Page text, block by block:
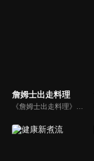
詹姆士出走料理
《詹姆士出走料理》以尋找詹姆士私廚菜單為節目主軸，為了尋找記憶中的美味料理，詹姆士將帶領大家探索市場，品嘗在地美味、尋訪料理達人，並在節目中展現特殊食材的處理方式、嘗試新的醬料或是新的料理作法，製作創意料理(料理教學)，最後在節目片尾時作出一道『詹姆士創意料理』。